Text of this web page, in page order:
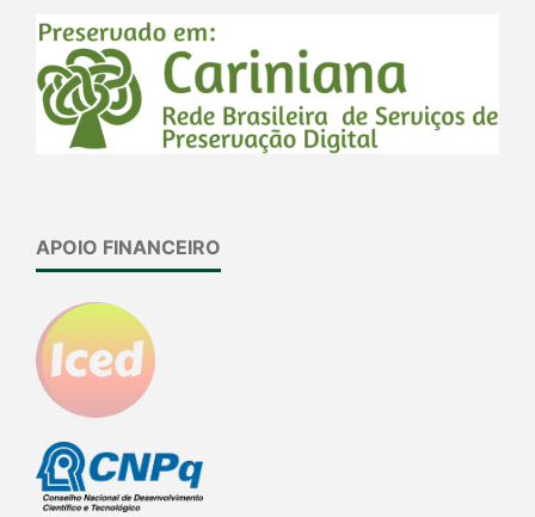
APOIO FINANCEIRO